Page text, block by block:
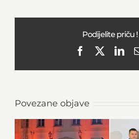
Podijelite priču !
Facebook
Povezane objave